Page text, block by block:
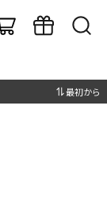
最初から